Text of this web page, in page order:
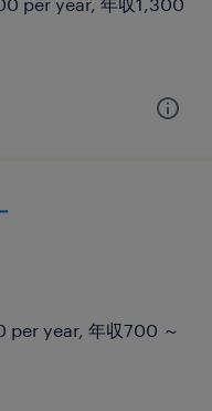
year, 年収700 ～